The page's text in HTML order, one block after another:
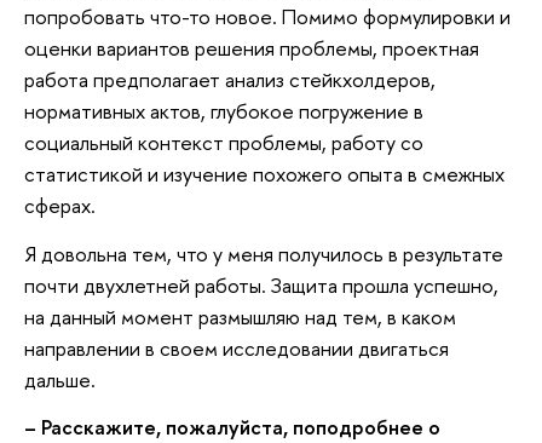
попробовать что-то новое. Помимо формулировки и
оценки вариантов решения проблемы, проектная
работа предполагает анализ стейкхолдеров,
нормативных актов, глубокое погружение в
социальный контекст проблемы, работу со
статистикой и изучение похожего опыта в смежных
сферах.
Я довольна тем, что у меня получилось в результате
почти двухлетней работы. Защита прошла успешно,
на данный момент размышляю над тем, в каком
направлении в своем исследовании двигаться
дальше.
– Расскажите, пожалуйста, поподробнее о